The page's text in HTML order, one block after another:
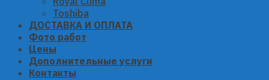
Toshiba
ДОСТАВКА И ОПЛАТА
Фото работ
Цены
Дополнительные услуги
Контакты